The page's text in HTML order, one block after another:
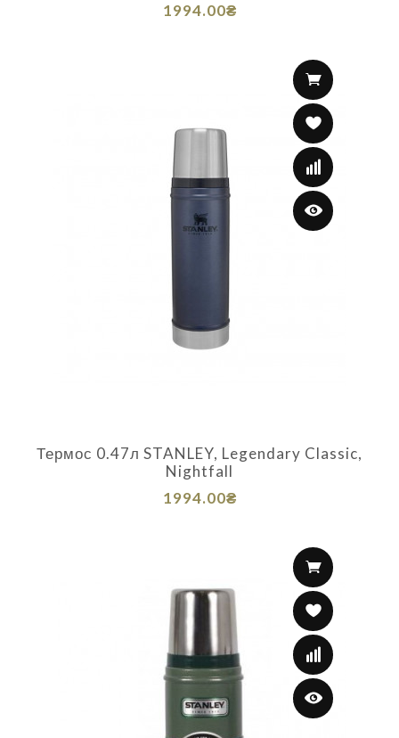
1994.00₴
Термос 0.47л STANLEY, Legendary Classic,
Nightfall
1994.00₴